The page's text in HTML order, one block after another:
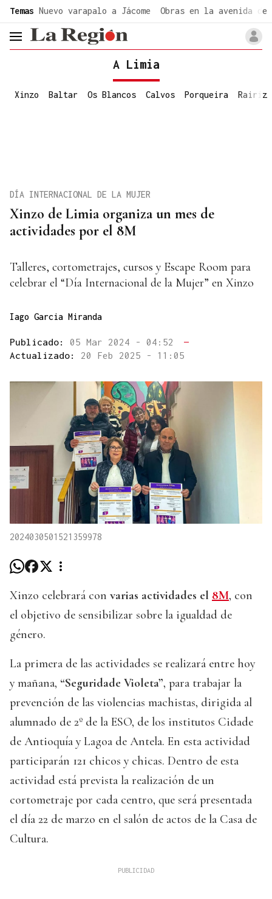
Temas Nuevo varapalo a Jácome Obras en la avenida de
header.menu.open
A Limia
Xinzo Baltar Os Blancos Calvos Porqueira Rairiz
Xinzo de Limia organiza un mes de
actividades por el 8M
DÍA INTERNACIONAL DE LA MUJER
Talleres, cortometrajes, cursos y Escape Room para
celebrar el “Día Internacional de la Mujer” en Xinzo
Iago Garcia Miranda
Publicado: 05 Mar 2024 - 04:52
—
Actualizado: 20 Feb 2025 - 11:05
2024030501521359978
Xinzo celebrará con varias actividades el 8M, con
el objetivo de sensibilizar sobre la igualdad de
género.
La primera de las actividades se realizará entre hoy
y mañana, “Seguridade Violeta”, para trabajar la
prevención de las violencias machistas, dirigida al
alumnado de 2º de la ESO, de los institutos Cidade
de Antioquía y Lagoa de Antela. En esta actividad
participarán 121 chicos y chicas. Dentro de esta
actividad está prevista la realización de un
cortometraje por cada centro, que será presentada
el día 22 de marzo en el salón de actos de la Casa de
Cultura.